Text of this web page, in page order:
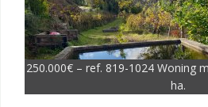
250.000€ – ref. 819-1024 Woning
ha.